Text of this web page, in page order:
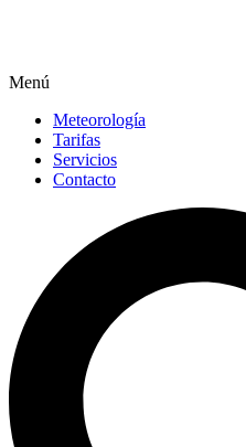
Menú
Meteorología
Tarifas
Servicios
Contacto